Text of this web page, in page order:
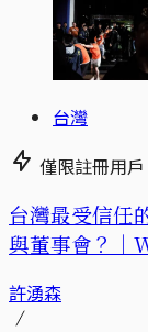
台灣
僅限註冊用戶
台灣最受信任
與董事會？｜
許湧森